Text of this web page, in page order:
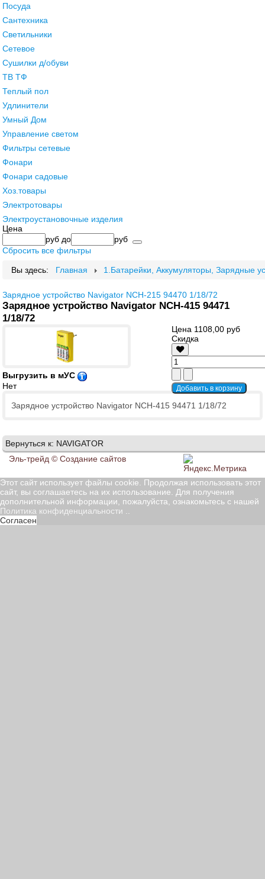
Посуда
Сантехника
Светильники
Сетевое
Сушилки д/обуви
ТВ ТФ
Теплый пол
Удлинители
Умный Дом
Управление светом
Фильтры сетевые
Фонари
Фонари садовые
Хоз.товары
Электротовары
Электроустановочные изделия
Цена
руб до
руб
Сбросить все фильтры
Вы здесь: Главная 1.Батарейки, Аккумуляторы, Зарядные
Зарядное устройство Navigator NCH-215 94470 1/18/72
Зарядное устройство Navigator NCH-415 94471
1/18/72
Цена 1108,00 руб
Скидка
Выгрузить в мУС
Нет
Зарядное устройство Navigator NCH-415 94471 1/18/72
Вернуться к: NAVIGATOR
Эль-трейд © Создание сайтов
Этот сайт использует файлы cookie. Продолжая использовать этот
сайт, вы соглашаетесь на их использование. Для получения
дополнительной информации, пожалуйста, ознакомьтесь с нашей
Политика конфиденциальности
Согласен